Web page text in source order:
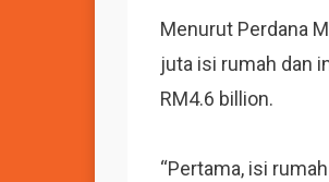
Menurut Perdana
juta isi rumah dan
RM4.6 billion.
“Pertama, isi